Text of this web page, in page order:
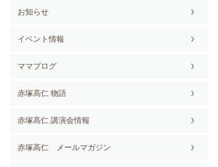
お知らせ
イベント情報
ママブログ
赤塚高仁 物語
赤塚高仁 講演会情報
赤塚高仁 メールマガジン